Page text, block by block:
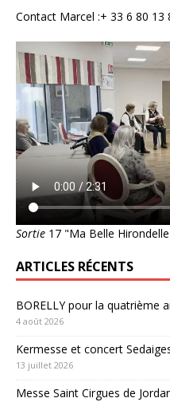
Contact Marcel :+ 33 6 80 13
Sortie 17 "Ma Belle
ARTICLES RÉCENTS
BORELLY pour la quatrième
4 août 2026
Kermesse et concert
13 juillet 2026
Messe Saint Cirgues de